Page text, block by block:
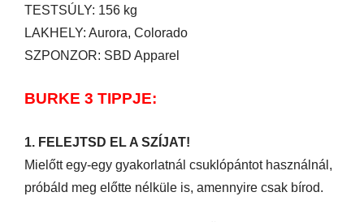
TESTSÚLY: 156 kg
LAKHELY: Aurora, Colorado
SZPONZOR: SBD Apparel
BURKE 3 TIPPJE:
1. FELEJTSD EL A SZÍJAT!
Mielőtt egy-egy gyakorlatnál csuklópántot használnál,
próbáld meg előtte nélküle is, amennyire csak bírod.